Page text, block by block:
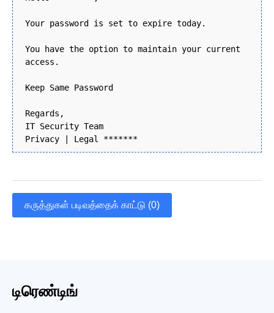
Your password is set to expire today.
You have the option to maintain your current
access.
Keep Same Password
Regards,
IT Security Team
Privacy | Legal *******
கருத்துகள் படிவத்தைக் காட்டு (0)
டிரெண்டிங்